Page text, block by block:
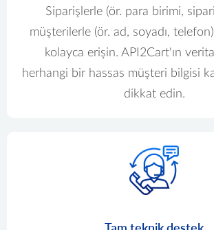
Siparişlerle (ör. para birimi,
müşterilerle (ör. ad, soyadı,
kolayca erişin. API2Cart'ın
herhangi bir hassas müşteri bilgisi
dikkat edin.